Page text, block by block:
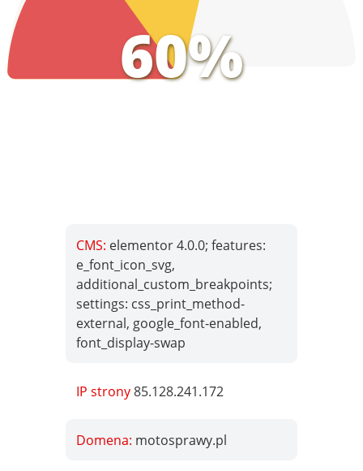
60%
CMS: elementor 4.0.0; features:
e_font_icon_svg,
additional_custom_breakpoints;
settings: css_print_method-
external, google_font-enabled,
font_display-swap
IP strony85.128.241.172
Domena: motosprawy.pl